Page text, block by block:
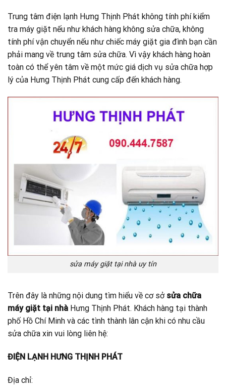
Trung tâm điện lạnh Hưng Thịnh Phát không tính phí kiểm
tra máy giặt nếu như khách hàng không sửa chữa, không
tính phí vận chuyển nếu như chiếc máy giặt gia đình bạn cần
phải mang về trung tâm sửa chữa. Vì vậy khách hàng hoàn
toàn có thể yên tâm về một mức giá dịch vụ sửa chữa hợp
lý của Hưng Thịnh Phát cung cấp đến khách hàng.
sửa máy giặt tại nhà uy tín
Trên đây là những nội dung tìm hiểu về cơ sở sửa chữa
máy giặt tại nhà Hưng Thịnh Phát. Khách hàng tại thành
phố Hồ Chí Minh và các tình thành lân cận khi có nhu cầu
sửa chữa xin vui lòng liên hệ:
ĐIỆN LẠNH HƯNG THỊNH PHÁT
Địa chỉ: